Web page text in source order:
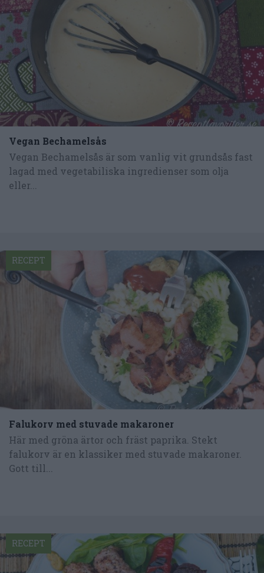
Vegan Bechamelsås
Vegan Bechamelsås är som vanlig vit grundsås fast
lagad med vegetabiliska ingredienser som olja
eller...
Falukorv med stuvade makaroner
Här med gröna ärtor och fräst paprika. Stekt
falukorv är en klassiker med stuvade makaroner.
Gott till...
RECEPT
RECEPT